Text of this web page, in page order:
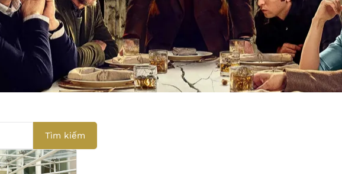
Tìm kiếm